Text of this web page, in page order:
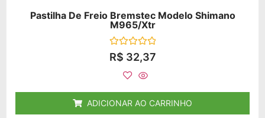
Pastilha De Freio Bremstec Modelo Shimano
M965/xtr
Avaliação
0
R$ 32,37
ADICIONAR AO CARRINHO